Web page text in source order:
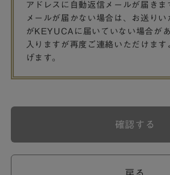
アドレスに自動返信メールが届きま
メールが届かない場合は、お送りい
がKEYUCAに届いていない場合が
入りますが再度ご連絡いただけます
げます。
確認する